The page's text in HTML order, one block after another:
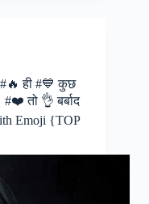
ही #💙 कुछ
तो 👌 बर्बाद
Emoji {TOP